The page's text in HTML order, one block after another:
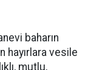
baharın
hayırlara vesile
mutlu,